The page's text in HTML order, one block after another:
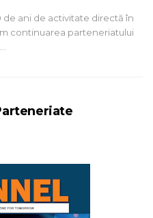
ani de activitate directă în
continuarea parteneriatului